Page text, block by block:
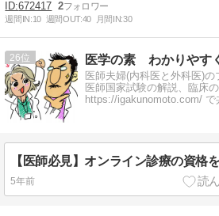
672417 2
週間IN:10 週間OUT:40 月間IN:30
26
医師夫婦(内科医と外科医)の
医師国家試験の解説、臨床の
https://igakunomoto.com/ で
5年前